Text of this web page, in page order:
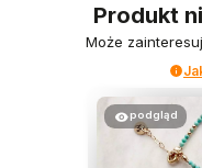
Produkt
Może
podgląd